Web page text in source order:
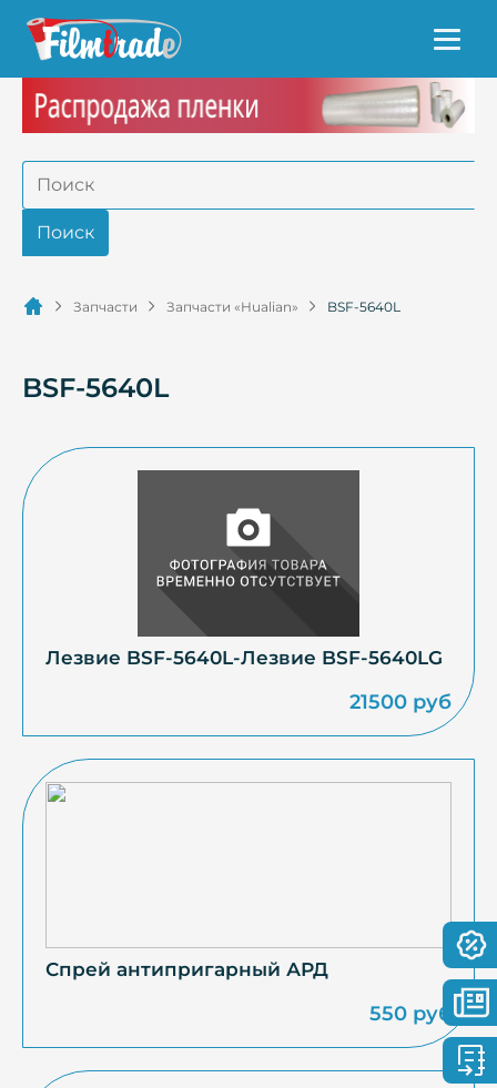
Запчасти Запчасти «Hualian» BSF-5640L
BSF-5640L
Лезвие BSF-5640L-Лезвие BSF-5640LG
21500 руб
Спрей антипригарный АРД
550 руб